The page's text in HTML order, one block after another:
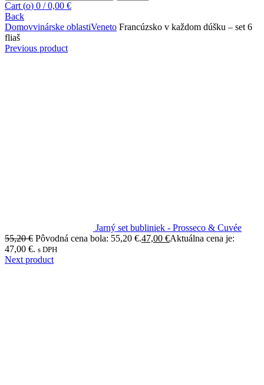
Cart (o) 0 / 0,00 €
Back
Domovvinárske oblastiVeneto Francúzsko v každom dúšku – set 6
fliaš
Previous product
Jarný set bubliniek - Prosseco & Cuvée
55,20€ Pôvodná cena bola: 55,20 €.47,00 €Aktuálna cena je:
47,00 €. s DPH
Next product